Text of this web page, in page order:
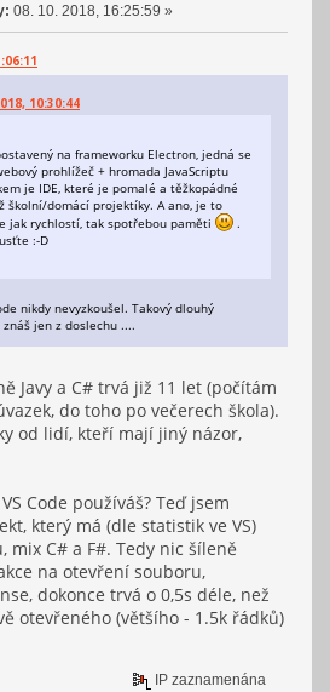
08. 10. 2018, 16:25:59 »
10:30:44
na frameworku Electron, jedná se
prohlížeč + hromada JavaScriptu
je IDE, které je pomalé a těžkopádné
školní/domácí projektíky. A ano, je to
jak rychlostí, tak spotřebou paměti
.
:-D
nikdy nevyzkoušel. Takový dlouhý
jen z doslechu ....
Javy a C# trvá již 11 let (počítám
do toho po večerech škola).
od lidí, kteří mají jiný názor,
Code používáš? Teď jsem
který má (dle statistik ve VS)
mix C# a F#. Tedy nic šíleně
na otevření souboru,
dokonce trvá o 0,5s déle, než
otevřeného (většího - 1.5k řádků)
IP zaznamenána